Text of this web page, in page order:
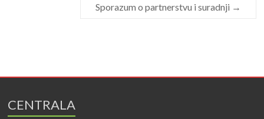
Sporazum o partnerstvu i suradnji →
CENTRALA